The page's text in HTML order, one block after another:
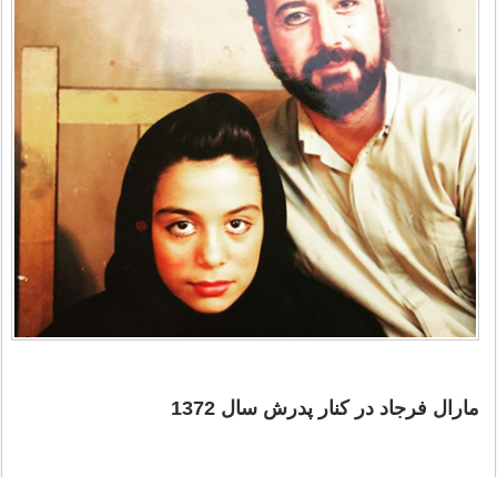
مارال فرجاد در کنار پدرش سال 1372